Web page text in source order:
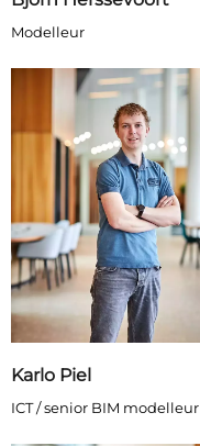
Modelleur
Karlo Piel
ICT / senior BIM modelleur